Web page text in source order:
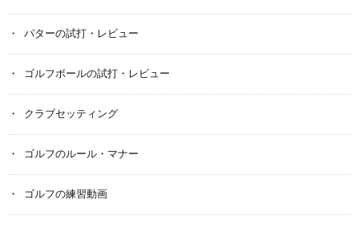
パターの試打・レビュー
ゴルフボールの試打・レビュー
クラブセッティング
ゴルフのルール・マナー
ゴルフの練習動画